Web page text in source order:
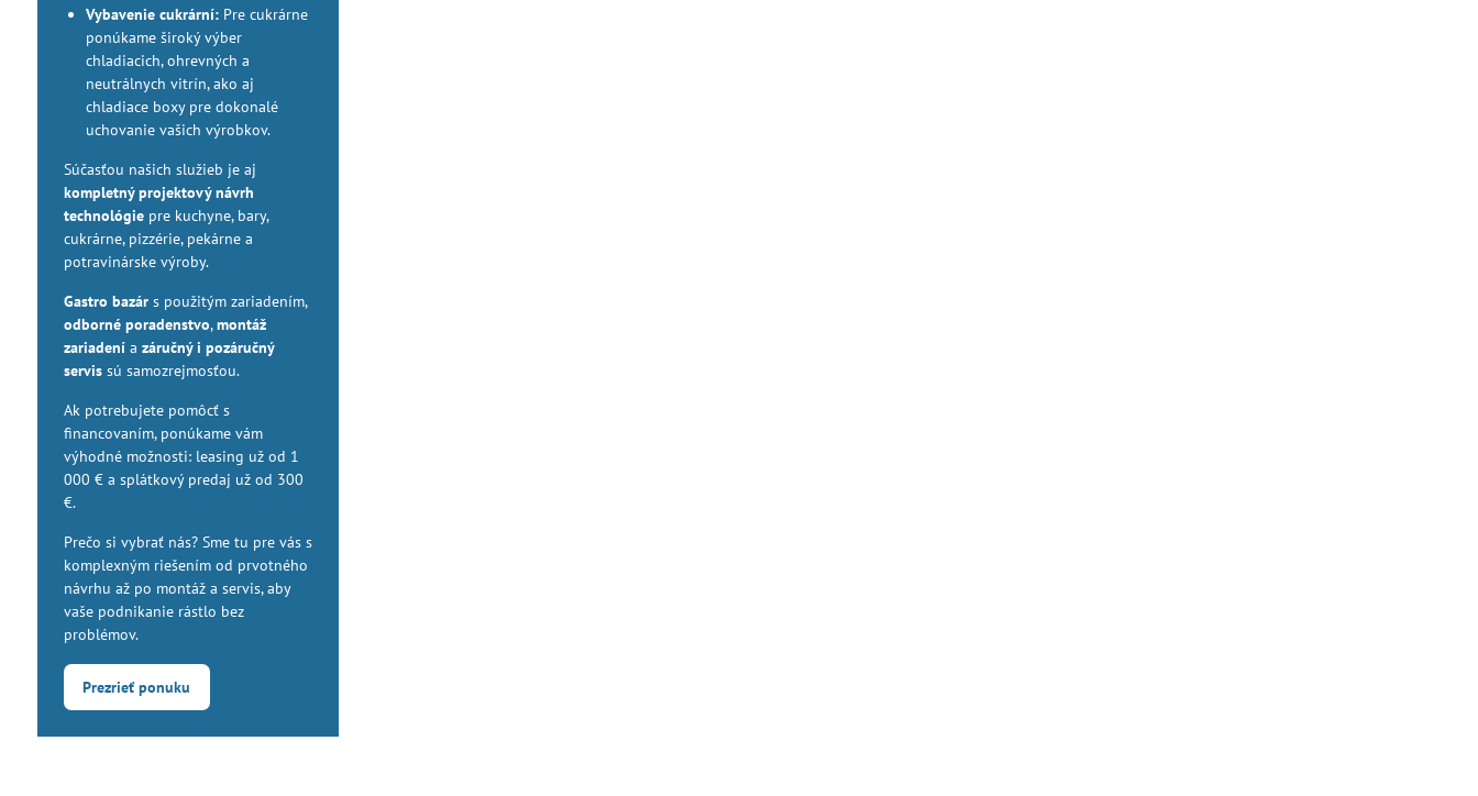
Vybavenie cukrární:Pre cukrárne
ponúkame široký výber
chladiacich, ohrevných a
neutrálnych vitrín, ako aj
chladiace boxy pre dokonalé
uchovanie vašich výrobkov.
Súčasťou našich služieb je aj
kompletný projektový návrh
technológiepre kuchyne, bary,
cukrárne, pizzérie, pekárne a
potravinárske výroby.
Gastro bazárs použitým zariadením,
odborné poradenstvo,montáž
zariadenía záručný i pozáručný
servissú samozrejmosťou.
Ak potrebujete pomôcť s
financovaním, ponúkame vám
výhodné možnosti: leasing už od 1
000 € a splátkový predaj už od 300
€.
Prečo si vybrať nás? Sme tu pre vás s
komplexným riešením od prvotného
návrhu až po montáž a servis, aby
vaše podnikanie rástlo bez
problémov.
Prezrieť ponuku